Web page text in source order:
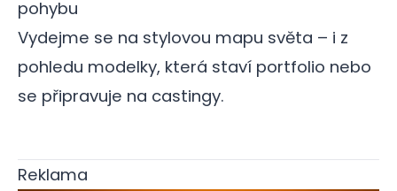
pohybu
Vydejme se na stylovou mapu světa – i z
pohledu modelky, která staví portfolio nebo
se připravuje na castingy.
Reklama